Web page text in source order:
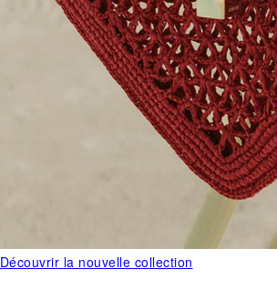
Découvrir la nouvelle collection